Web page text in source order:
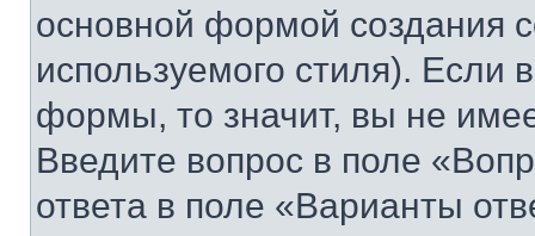
основной формой создания
используемого стиля). Если
формы, то значит, вы не
Введите вопрос в поле
ответа в поле «Варианты